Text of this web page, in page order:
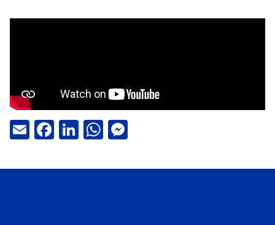
EmailFacebook
LinkedIn
WhatsApp